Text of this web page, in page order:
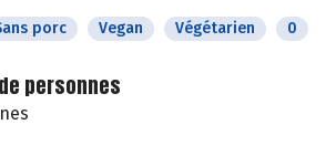
porc Vegan Végétarien 0
personnes